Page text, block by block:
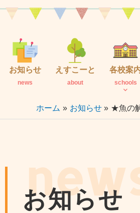
内
お知らせ
news
えすこーと
about
各校案
schools
ホーム お知らせ ★魚の
お知らせ